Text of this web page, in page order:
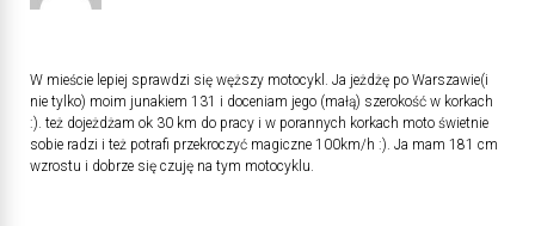
W mieście lepiej sprawdzi się węższy motocykl. Ja jeżdżę po Warszawie(i
nie tylko) moim junakiem 131 i doceniam jego (małą) szerokość w korkach
:). też dojeżdżam ok 30 km do pracy i w porannych korkach moto świetnie
sobie radzi i też potrafi przekroczyć magiczne 100km/h :). Ja mam 181 cm
wzrostu i dobrze się czuję na tym motocyklu.